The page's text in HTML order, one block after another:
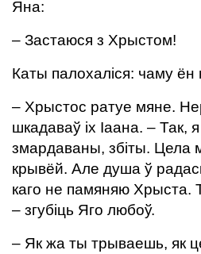
Яна:
– Застаюся з Хрыстом!
Каты палохаліся: чаму ён
– Хрыстос ратуе мяне.
шкадаваў іх Іаана. – Так,
змардаваны, збіты. Цела
крывёй. Але душа ў
каго не памяняю Хрыста.
– згубіць Яго любоў.
– Як жа ты трываешь, як